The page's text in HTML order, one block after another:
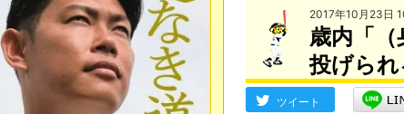
2017年10月23日
歳内「
投げられ
ツイート